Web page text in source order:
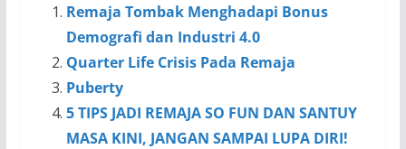
Remaja Tombak Menghadapi Bonus
Demografi dan Industri 4.0
Quarter Life Crisis Pada Remaja
Puberty
5 TIPS JADI REMAJA SO FUN DAN SANTUY
MASA KINI, JANGAN SAMPAI LUPA DIRI!